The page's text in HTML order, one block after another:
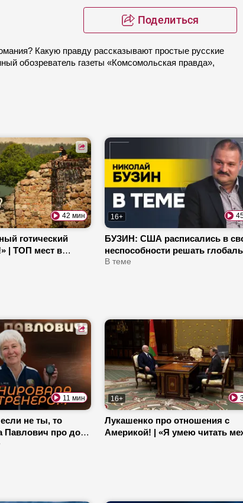
Поделиться
Какую правду рассказывают простые русские
обозреватель газеты «Комсомольская правда»,
42 мин
готический
| ТОП мест в
стоит увидеть
16+
БУЗИН: США расписались в
неспособности решать
задачи! | ТРЕТЬЯ МИРОВАЯ
В теме
11 мин
не ты, то
Павлович про дочь
в шорт-трек
16+
Лукашенко про отношения с
Америкой! | «Я умею читать